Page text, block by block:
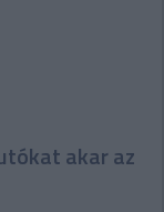
akar az